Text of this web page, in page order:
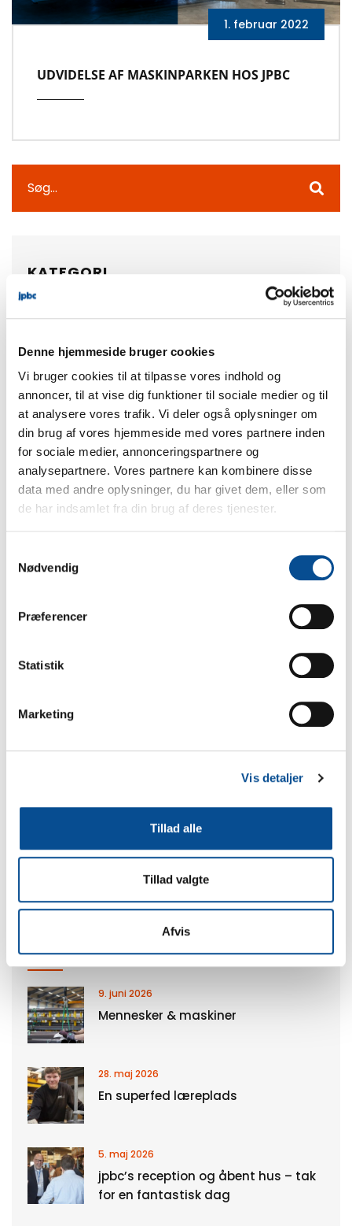
Denne hjemmeside bruger cookies
Vi bruger cookies til at tilpasse vores indhold og
annoncer, til at vise dig funktioner til sociale medier og til
at analysere vores trafik. Vi deler også oplysninger om
din brug af vores hjemmeside med vores partnere inden
for sociale medier, annonceringspartnere og
analysepartnere. Vores partnere kan kombinere disse
data med andre oplysninger, du har givet dem, eller som
de har indsamlet fra din brug af deres tjenester.
Nødvendig
Præferencer
Statistik
Marketing
Vis detaljer
Tillad alle
Tillad valgte
Afvis
1. februar 2022
UDVIDELSE AF MASKINPARKEN HOS JPBC
KATEGORI
Miljø Og Bæredygtighed
Nyheder (49)
Produkter
Værd At Vide (13)
9. juni 2026
Mennesker & maskiner
28. maj 2026
En superfed læreplads
5. maj 2026
jpbc’s reception og åbent hus – tak
for en fantastisk dag